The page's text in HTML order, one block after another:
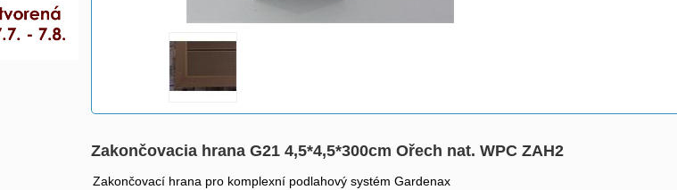
Zakončovacia hrana G21 4,5*4,5*300cm Ořech nat. WPC ZAH2
Zakončovací hrana pro komplexní podlahový systém Gardenax